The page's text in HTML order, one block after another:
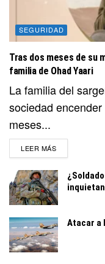
SEGURIDAD
Tras dos meses de su
familia de Ohad Yaari
La familia del
sociedad
meses...
LEER MÁSDETAILS
Atacar a